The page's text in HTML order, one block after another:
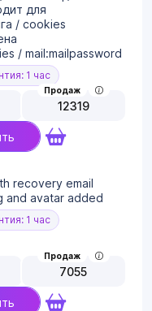
для
/ cookies
/ mail:mailpassword
1 час
Продаж
12319
recovery email
and avatar added
1 час
Продаж
7055